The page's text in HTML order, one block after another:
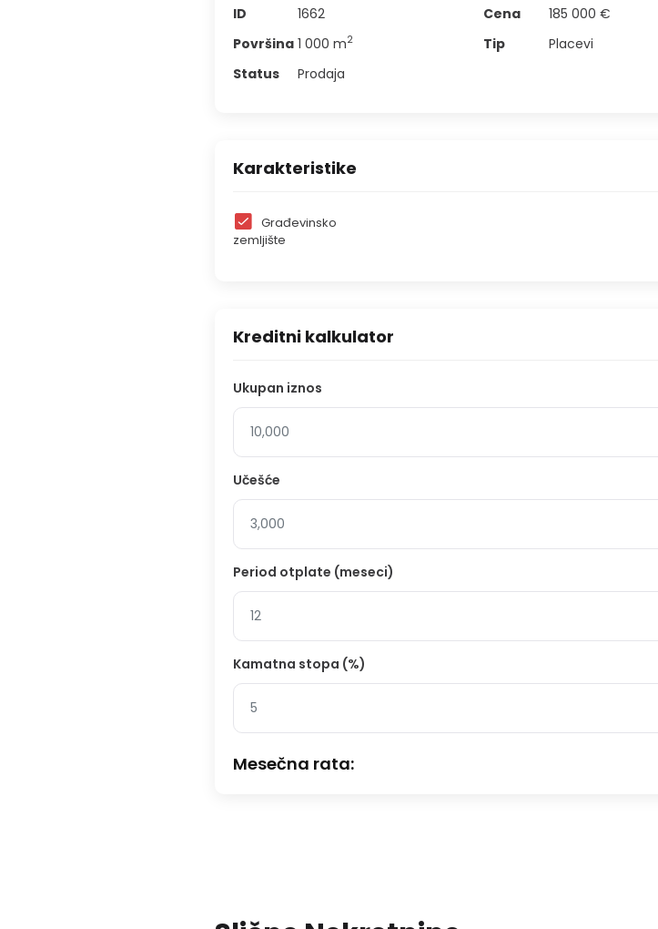
ID 1662 Cena
185 000 €
Površina 1 000m2 Tip
Placevi
Status
Prodaja
Karakteristike
Građevinsko
zemljište
Kreditni kalkulator
Ukupan iznos
Učešće
Period otplate (meseci)
Kamatna stopa (%)
Mesečna rata: